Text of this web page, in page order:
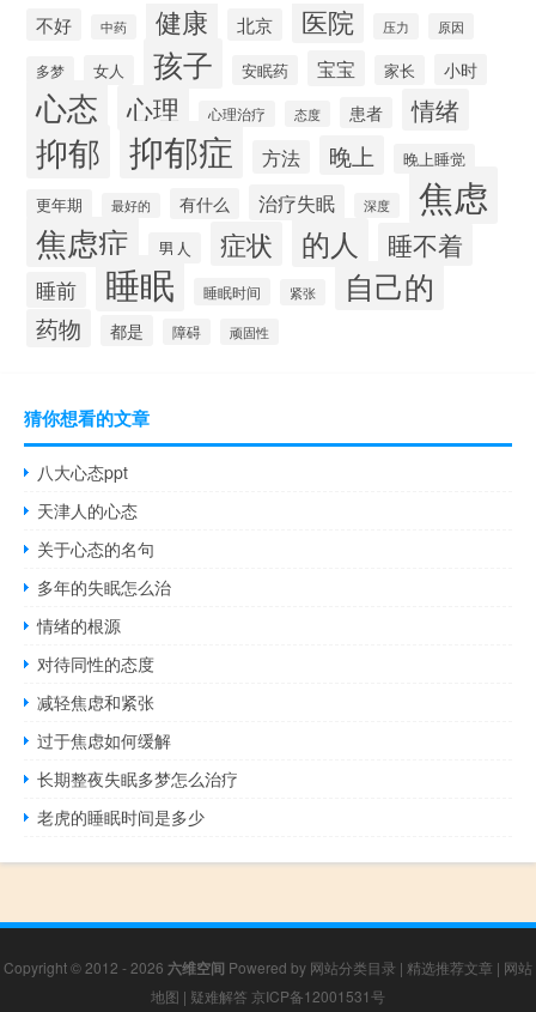
不好 中药 健康 北京 医院 压力 原因
多梦 女人 孩子 安眠药 宝宝 家长 小时
心态 心理 心理治疗 态度 患者 情绪
抑郁 抑郁症 方法 晚上
晚上睡觉
更年期
最好的 有什么 治疗失眠 深度 焦虑
焦虑症 男人 症状 的人 睡不着
睡前 睡眠 睡眠时间 紧张 自己的
药物 都是 障碍 顽固性
猜你想看的文章
八大心态ppt
天津人的心态
关于心态的名句
多年的失眠怎么治
情绪的根源
对待同性的态度
减轻焦虑和紧张
过于焦虑如何缓解
长期整夜失眠多梦怎么治疗
老虎的睡眠时间是多少
Copyright © 2012 - 2026 六维空间 Powered by 网站分类目录 | 精选推荐文章 | 网站
地图 | 疑难解答 京ICP备12001531号